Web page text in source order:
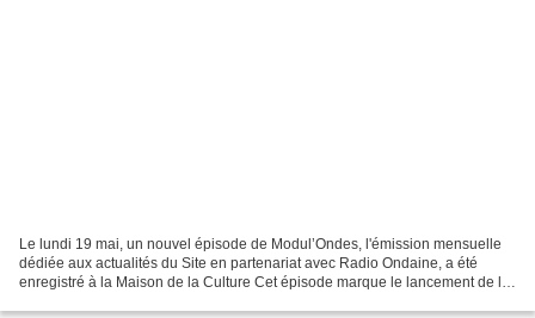
Le lundi 19 mai, un nouvel épisode de Modul’Ondes, l'émission mensuelle
dédiée aux actualités du Site en partenariat avec Radio Ondaine, a été
enregistré à la Maison de la Culture Cet épisode marque le lancement de la